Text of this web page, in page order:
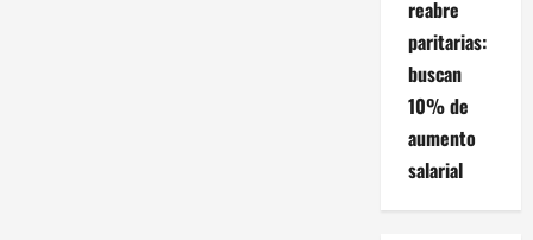
reabre
paritarias:
buscan
10% de
aumento
salarial